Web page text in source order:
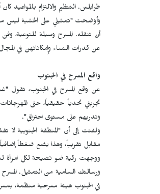
طرابلس. التنظيم والالتزام بالمواعيد
وأوضحت "تمثيلي على الخشبة ليس
أن تنقله. المسرح وسيلة للتوعية،
عن قدرات النساء وإمكاناتهن في
واقع المسرح في الجنوب
عن واقع المسرح في الجنوب، تقول
تجربتي تحدياً حقيقياً، حتى
وتدربهم على مستوى احترافي".
ولفتت إلى أن "المنطقة الجنوبية
مقابل تقريباً، وهذا يضع ضغطاً
ووجهت رقية ضو نصيحة لكل امرأة
ورسالتك السامية من التمثيل.
في الجنوب هيئة مسرحية منظمة،